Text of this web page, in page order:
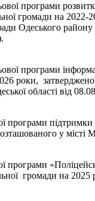
програми
громади на 2022-
Одеського району
програми
роки,
області від
програми
у місті
програми
громади на 2025